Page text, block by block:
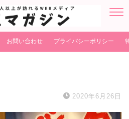
お問い合わせ プライバシーポリシー
2020年6月26日